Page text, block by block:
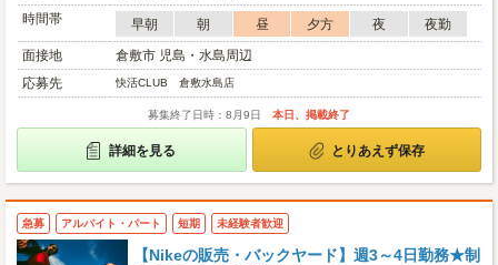
時間帯
早朝 朝 昼 夕方 夜
夜勤
面接地
倉敷市 児島・水島周辺
応募先
快活CLUB 倉敷水島店
募集終了日時：8月9日 本日、掲載終了
詳細を見る とりあえず保存
急募 アルバイト・パート 短期 未経験者歓迎
【Nikeの販売・バックヤード】週3～4日勤務★制